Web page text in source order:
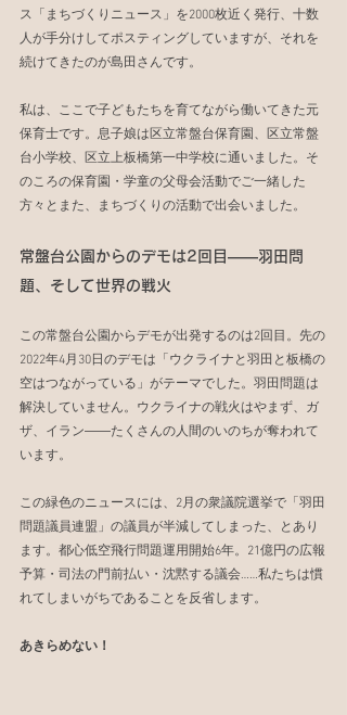
ス「まちづくりニュース」を2000枚近く発行、十数
人が手分けしてポスティングしていますが、それを
続けてきたのが島田さんです。
私は、ここで子どもたちを育てながら働いてきた元
保育士です。息子娘は区立常盤台保育園、区立常盤
台小学校、区立上板橋第一中学校に通いました。そ
のころの保育園・学童の父母会活動でご一緒した
方々とまた、まちづくりの活動で出会いました。
常盤台公園からのデモは2回目――羽田問
題、そして世界の戦火
この常盤台公園からデモが出発するのは2回目。先の
2022年4月30日のデモは「ウクライナと羽田と板橋の
空はつながっている」がテーマでした。羽田問題は
解決していません。ウクライナの戦火はやまず、ガ
ザ、イラン――たくさんの人間のいのちが奪われて
います。
この緑色のニュースには、2月の衆議院選挙で「羽田
問題議員連盟」の議員が半減してしまった、とあり
ます。都心低空飛行問題運用開始6年。21億円の広報
予算・司法の門前払い・沈黙する議会……私たちは慣
れてしまいがちであることを反省します。
あきらめない！